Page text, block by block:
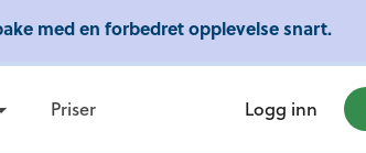
og mye mer!
Priser Logg inn
med en forbedret opplevelse snart.